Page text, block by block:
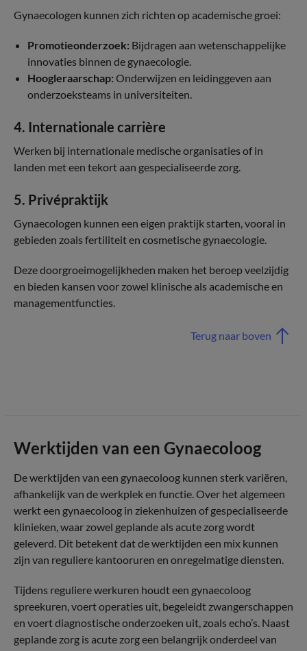
Gynaecologen kunnen zich richten op academische groei:
Promotieonderzoek: Bijdragen aan wetenschappelijke
innovaties binnen de gynaecologie.
Hoogleraarschap: Onderwijzen en leidinggeven aan
onderzoeksteams in universiteiten.
4. Internationale carrière
Werken bij internationale medische organisaties of in
landen met een tekort aan gespecialiseerde zorg.
5. Privépraktijk
Gynaecologen kunnen een eigen praktijk starten, vooral in
gebieden zoals fertiliteit en cosmetische gynaecologie.
Deze doorgroeimogelijkheden maken het beroep veelzijdig
en bieden kansen voor zowel klinische als academische en
managementfuncties.
Terug naar boven
Werktijden van een Gynaecoloog
De werktijden van een gynaecoloog kunnen sterk variëren,
afhankelijk van de werkplek en functie. Over het algemeen
werkt een gynaecoloog in ziekenhuizen of gespecialiseerde
klinieken, waar zowel geplande als acute zorg wordt
geleverd. Dit betekent dat de werktijden een mix kunnen
zijn van reguliere kantooruren en onregelmatige diensten.
Tijdens reguliere werkuren houdt een gynaecoloog
spreekuren, voert operaties uit, begeleidt zwangerschappen
en voert diagnostische onderzoeken uit, zoals echo’s. Naast
geplande zorg is acute zorg een belangrijk onderdeel van